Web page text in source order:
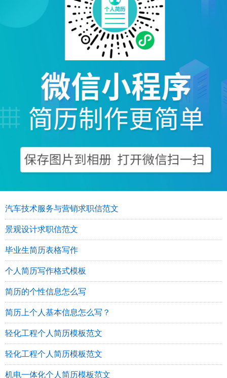
汽车技术服务与营销求职信范文
景观设计求职信范文
毕业生简历表格写作
个人简历写作格式模板
简历的个性信息怎么写
简历上个人基本信息怎么写？
轻化工程个人简历模板范文
轻化工程个人简历模板范文
机电一体化个人简历模板范文